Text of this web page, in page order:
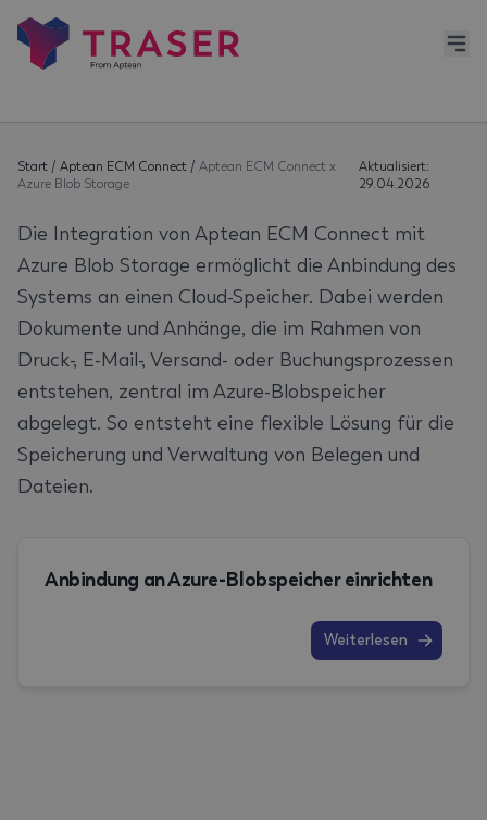
Start / Aptean ECM Connect / Aptean ECM Connect x
Azure Blob Storage
Aktualisiert:
29.04.2026
Die Integration von Aptean ECM Connect mit
Azure Blob Storage ermöglicht die Anbindung des
Systems an einen Cloud-Speicher. Dabei werden
Dokumente und Anhänge, die im Rahmen von
Druck-, E-Mail-, Versand- oder Buchungsprozessen
entstehen, zentral im Azure-Blobspeicher
abgelegt. So entsteht eine flexible Lösung für die
Speicherung und Verwaltung von Belegen und
Dateien.
Anbindung an Azure-Blobspeicher einrichten
Weiterlesen